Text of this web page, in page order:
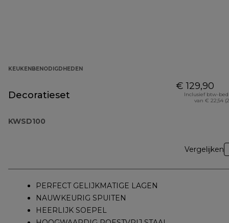
KEUKENBENODIGDHEDEN
Decoratieset
KWSD100
€ 129,90
Inclusief btw-
van € 22,54
Vergelijken
PERFECT GELIJKMATIGE LAGEN
NAUWKEURIG SPUITEN
HEERLIJK SOEPEL